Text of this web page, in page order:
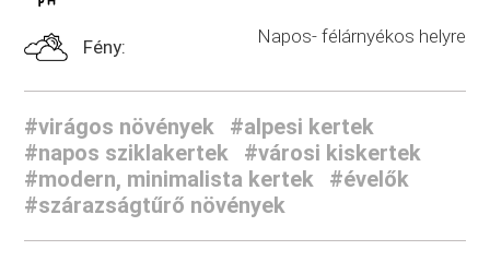
Fény: Napos- félárnyékos helyre
#virágos növények
#alpesi kertek
#napos sziklakertek
#városi kiskertek
#modern, minimalista kertek
#évelők
#szárazságtűrő növények